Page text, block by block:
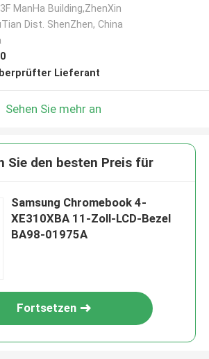
ManHa Building,ZhenXin
Dist. ShenZhen, China
Lieferant
Sehen Sie mehr an
Sie den besten Preis für
Samsung Chromebook 4-
XE310XBA 11-Zoll-LCD-Bezel
BA98-01975A
Fortsetzen